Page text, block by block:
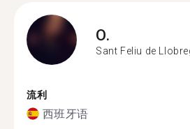
O.
Sant Feliu de
流利
西班牙语